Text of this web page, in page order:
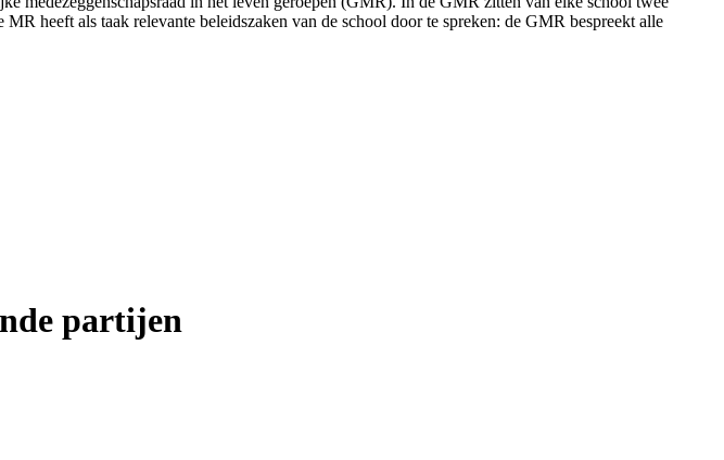
heeft als taak relevante beleidszaken van de school door te spreken: de GMR bespreekt alle
partijen